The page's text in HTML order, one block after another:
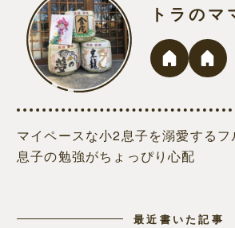
トラのマ
マイペースな小2息子を溺愛する
息子の勉強がちょっぴり心配
最近書いた記事